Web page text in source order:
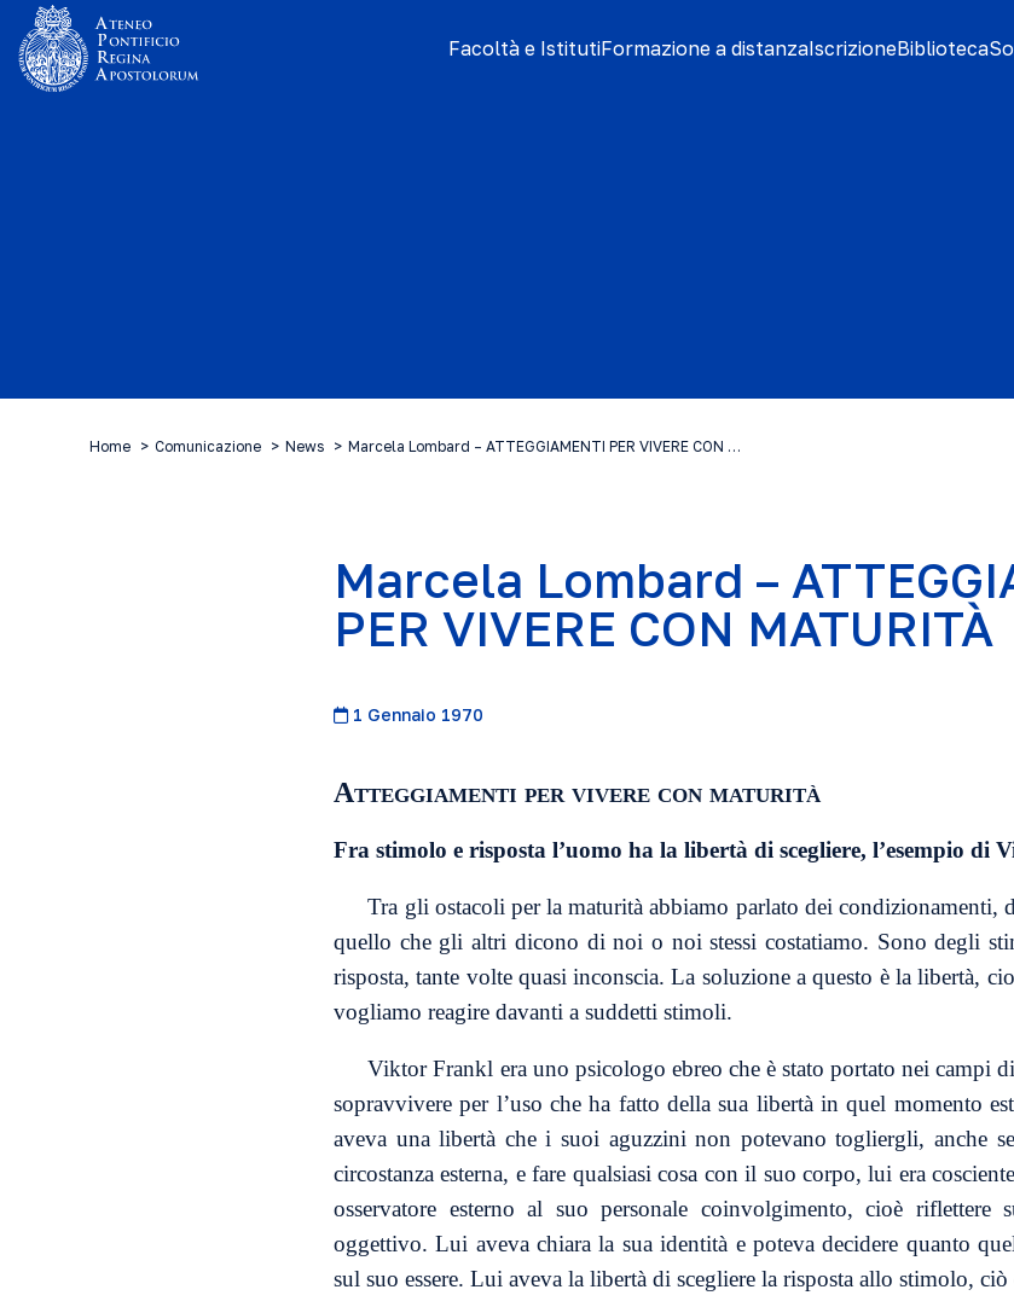
Facoltà e IstitutiFormazione a distanzaIscrizioneBiblioteca
Home Comunicazione News Marcela Lombard – ATTEGGIAMENTI PER VIVERE CON …
Marcela Lombard –
PER VIVERE CON MATURITÀ
1 Gennaio 1970
Atteggiamenti per vivere con maturità
Fra stimolo e risposta l’uomo ha la libertà di scegliere, l’esempio di
Tra gli ostacoli per la maturità abbiamo parlato dei condizionamenti,
quello che gli altri dicono di noi o noi stessi costatiamo. Sono degli
risposta, tante volte quasi inconscia. La soluzione a questo è la libertà,
vogliamo reagire davanti a suddetti stimoli.
Viktor Frankl era uno psicologo ebreo che è stato portato nei campi
sopravvivere per l’uso che ha fatto della sua libertà in quel momento
aveva una libertà che i suoi aguzzini non potevano togliergli, anche
circostanza esterna, e fare qualsiasi cosa con il suo corpo, lui era
osservatore esterno al suo personale coinvolgimento, cioè riflettere
oggettivo. Lui aveva chiara la sua identità e poteva decidere quanto
sul suo essere. Lui aveva la libertà di scegliere la risposta allo stimolo, ciò